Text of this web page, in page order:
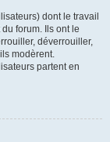
dont le travail
forum. Ils ont le
déverrouiller,
modèrent.
partent en